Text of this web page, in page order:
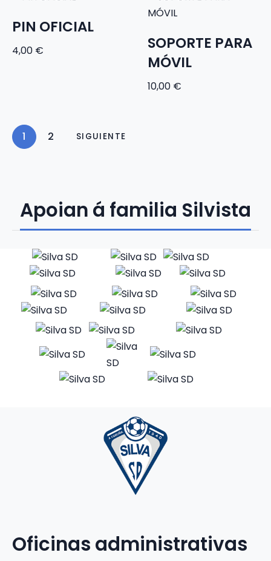
PIN OFICIAL
4,00 €
SOPORTE PARA
MÓVIL
10,00 €
1 2 SIGUIENTE
Apoian á familia Silvista
Oficinas administrativas